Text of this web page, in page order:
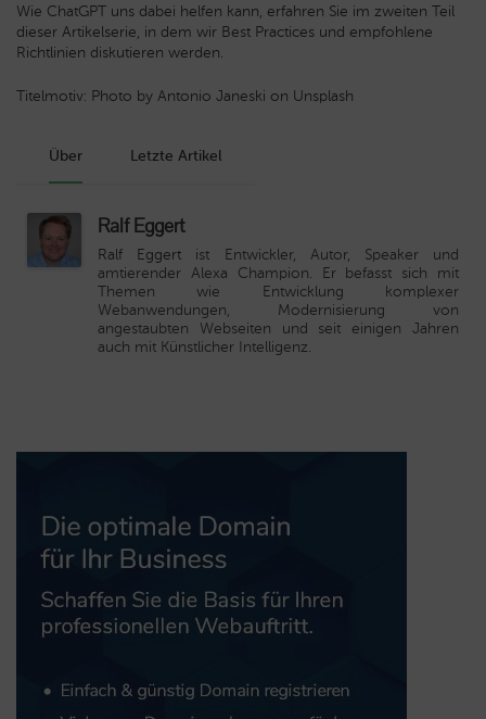
Wie ChatGPT uns dabei helfen kann, erfahren Sie im zweiten Teil
dieser Artikelserie, in dem wir Best Practices und empfohlene
Richtlinien diskutieren werden.
Titelmotiv: Photo by Antonio Janeski on Unsplash
Über Letzte Artikel
Ralf Eggert
Ralf Eggert ist Entwickler, Autor, Speaker und
amtierender Alexa Champion. Er befasst sich mit
Themen wie Entwicklung komplexer
Webanwendungen, Modernisierung von
angestaubten Webseiten und seit einigen Jahren
auch mit Künstlicher Intelligenz.